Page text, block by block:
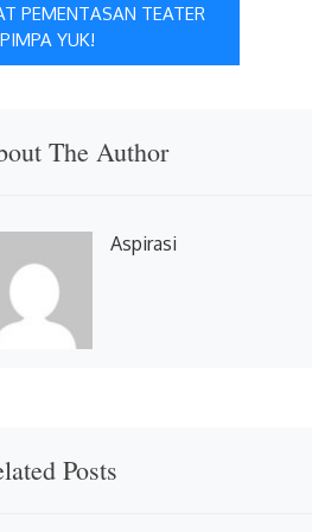
PEMENTASAN TEATER
YUK!
The Author
Aspirasi
Posts